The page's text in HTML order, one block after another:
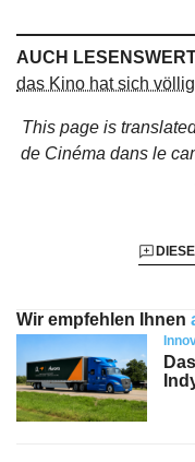
AUCH
das Kino hat sich
This page is
de Cinéma dans le
Wir empfehlen Ihnen